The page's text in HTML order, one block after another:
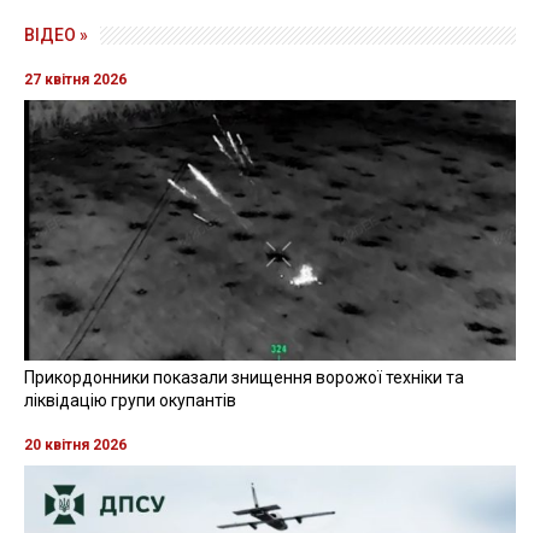
ВІДЕО »
27 квітня 2026
Прикордонники показали знищення ворожої техніки та
ліквідацію групи окупантів
20 квітня 2026